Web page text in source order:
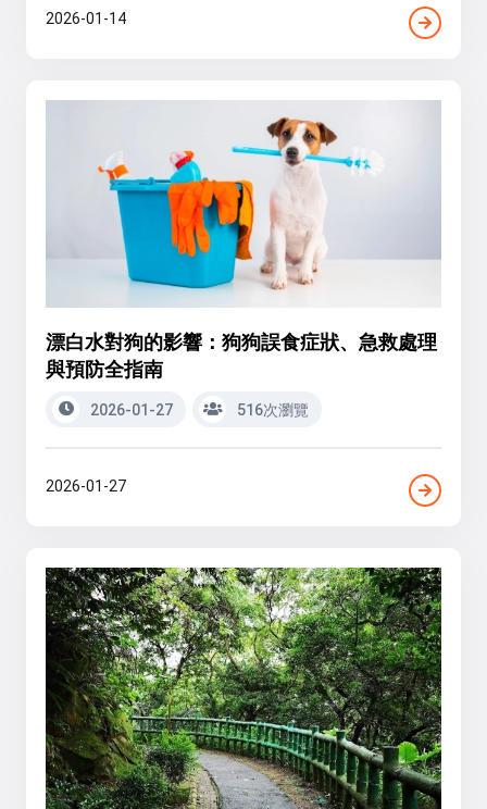
2026-01-14
漂白水對狗的影響：狗狗誤食症狀、急救處理
與預防全指南
2026-01-27 516次瀏覽
2026-01-27